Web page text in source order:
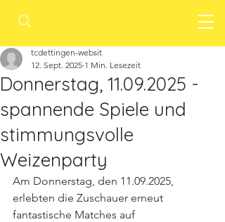
Donnerstag, 11.09.2025 -
spannende Spiele und
stimmungsvolle
Weizenparty
tcdettingen-websit
12. Sept. 2025 1 Min. Lesezeit
Am Donnerstag, den 11.09.2025,
erlebten die Zuschauer erneut
fantastische Matches auf